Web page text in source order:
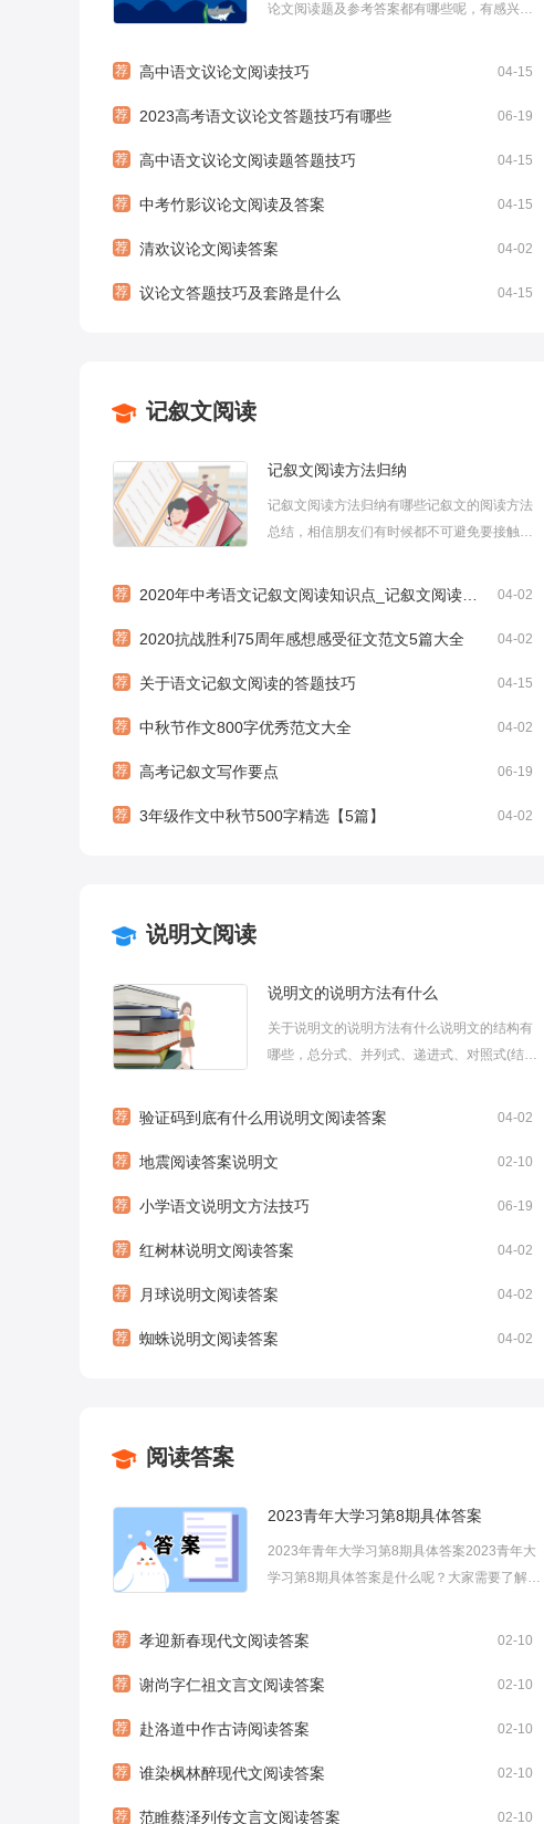
论文阅读题及参考答案都有哪些呢，有感兴趣
议论文阅读题及参考答案，欢迎大家参考阅
参考答案《自媒体时代的自律和他律》在互联...
荐 高中语文议论文阅读技巧 04-15
荐 2023高考语文议论文答题技巧有哪些 06-19
荐 高中语文议论文阅读题答题技巧 04-15
荐 中考竹影议论文阅读及答案 04-15
荐 清欢议论文阅读答案 04-02
荐 议论文答题技巧及套路是什么 04-15
记叙文阅读
记叙文阅读方法归纳
记叙文阅读方法归纳有哪些记叙文的阅读方法
总结，相信朋友们有时候都不可避免要接触到
下面小编为大家带来记叙文阅读方法归纳，希
体感知文章内容1、理清思路(1)把握记...
荐 2020年中考语文记叙文阅读知识点_记叙文阅读答题方法 04-02
荐 2020抗战胜利75周年感想感受征文范文5篇大全 04-02
荐 关于语文记叙文阅读的答题技巧 04-15
荐 中秋节作文800字优秀范文大全 04-02
荐 高考记叙文写作要点 06-19
荐 3年级作文中秋节500字精选【5篇】 04-02
说明文阅读
说明文的说明方法有什么
关于说明文的说明方法有什么说明文的结构有
哪些，总分式、并列式、递进式、对照式(结构
综合运用的。说明文语言的根本要求是科学
动性、形象性。下面小编为大家带来说明...
荐 验证码到底有什么用说明文阅读答案 04-02
荐 地震阅读答案说明文 02-10
荐 小学语文说明文方法技巧 06-19
荐 红树林说明文阅读答案 04-02
荐 月球说明文阅读答案 04-02
荐 蜘蛛说明文阅读答案 04-02
阅读答案
2023青年大学习第8期具体答案
2023年青年大学习第8期具体答案2023青年大
学习第8期具体答案是什么呢？大家需要了解的
大学习第8期具体答案，欢迎大家参考阅读，希
答案2023青年大...
荐 孝迎新春现代文阅读答案 02-10
荐 谢尚字仁祖文言文阅读答案 02-10
荐 赴洛道中作古诗阅读答案 02-10
荐 谁染枫林醉现代文阅读答案 02-10
荐 范睢蔡泽列传文言文阅读答案 02-10